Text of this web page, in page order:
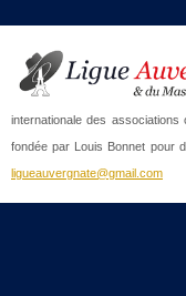
internationale des
fondée par Louis Bonnet pour
ligueauvergnate@gmail.com